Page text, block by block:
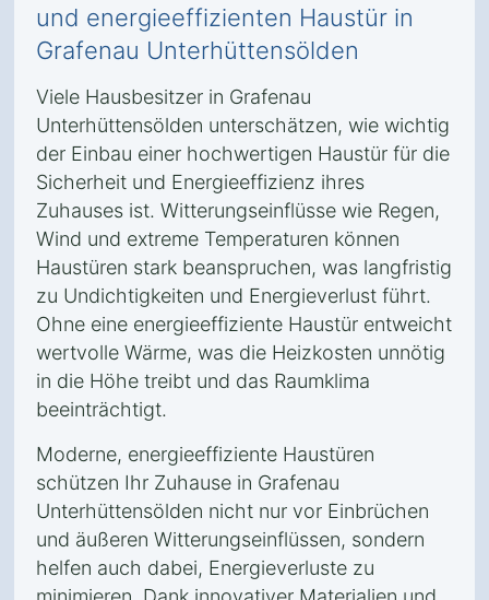
und energieeffizienten Haustür in
Grafenau Unterhüttensölden
Viele Hausbesitzer in Grafenau
Unterhüttensölden unterschätzen, wie wichtig
der Einbau einer hochwertigen Haustür für die
Sicherheit und Energieeffizienz ihres
Zuhauses ist. Witterungseinflüsse wie Regen,
Wind und extreme Temperaturen können
Haustüren stark beanspruchen, was langfristig
zu Undichtigkeiten und Energieverlust führt.
Ohne eine energieeffiziente Haustür entweicht
wertvolle Wärme, was die Heizkosten unnötig
in die Höhe treibt und das Raumklima
beeinträchtigt.
Moderne, energieeffiziente Haustüren
schützen Ihr Zuhause in Grafenau
Unterhüttensölden nicht nur vor Einbrüchen
und äußeren Witterungseinflüssen, sondern
helfen auch dabei, Energieverluste zu